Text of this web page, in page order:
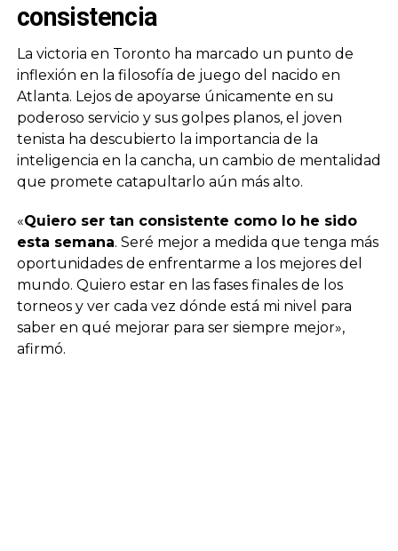
consistencia
La victoria en Toronto ha marcado un punto de
inflexión en la filosofía de juego del nacido en
Atlanta. Lejos de apoyarse únicamente en su
poderoso servicio y sus golpes planos, el joven
tenista ha descubierto la importancia de la
inteligencia en la cancha, un cambio de mentalidad
que promete catapultarlo aún más alto.
«Quiero ser tan consistente como lo he sido
esta semana. Seré mejor a medida que tenga más
oportunidades de enfrentarme a los mejores del
mundo. Quiero estar en las fases finales de los
torneos y ver cada vez dónde está mi nivel para
saber en qué mejorar para ser siempre mejor»,
afirmó.